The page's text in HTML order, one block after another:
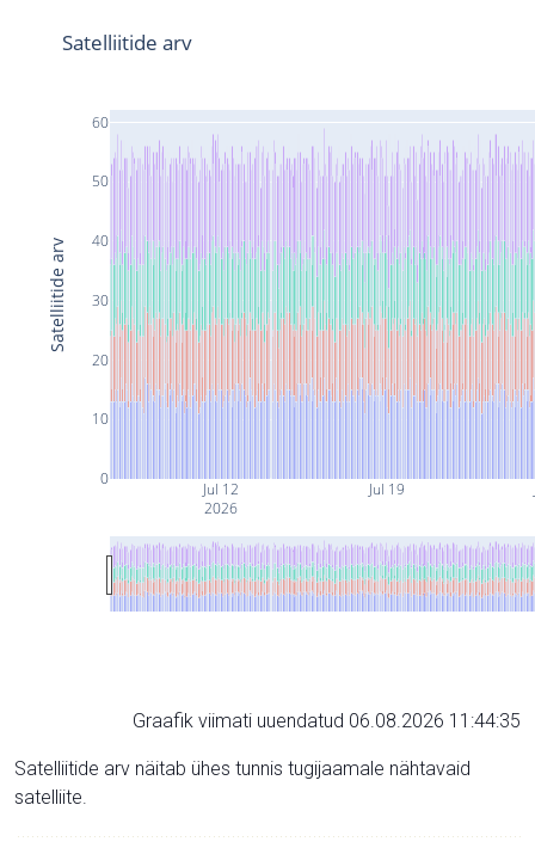
Jul 12
2026
Jul 19
0
10
20
30
40
50
60
Satelliitide arv
Satelliitide arv
Graafik viimati uuendatud 06.08.2026 11:44:35
Satelliitide arv näitab ühes tunnis tugijaamale nähtavaid
satelliite.